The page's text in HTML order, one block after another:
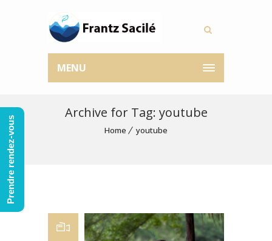
MENU
Archive for Tag: youtube
Home youtube
Prendre rendez-vous